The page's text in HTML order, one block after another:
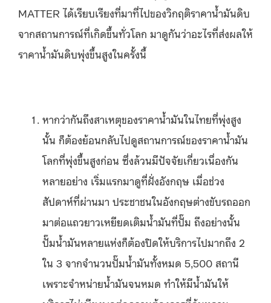
MATTER ได้เรียบเรียงที่มาที่ไปของวิกฤติราคาน้ำมันดิบ
จากสถานการณ์ที่เกิดขึ้นทั่วโลก มาดูกันว่าอะไรที่ส่งผลให้
ราคาน้ำมันดิบพุ่งขึ้นสูงในครั้งนี้
หากว่ากันถึงสาเหตุของราคาน้ำมันในไทยที่พุ่งสูง
นั้น ก็ต้องย้อนกลับไปดูสถานการณ์ของราคาน้ำมัน
โลกที่พุ่งขึ้นสูงก่อน ซึ่งล้วนมีปัจจัยเกี่ยวเนื่องกัน
หลายอย่าง เริ่มแรกมาดูที่ฝั่งอังกฤษ เมื่อช่วง
สัปดาห์ที่ผ่านมา ประชาชนในอังกฤษต่างขับรถออก
มาต่อแถวยาวเหยียดเติมน้ำมันที่ปั๊ม ถึงอย่างนั้น
ปั๊มน้ำมันหลายแห่งก็ต้องปิดให้บริการไปมากถึง 2
ใน 3 จากจำนวนปั๊มน้ำมันทั้งหมด 5,500 สถานี
เพราะจำหน่ายน้ำมันจนหมด ทำให้มีน้ำมันให้